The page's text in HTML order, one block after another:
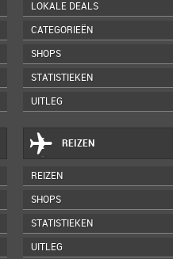
LOKALE DEALS
CATEGORIEËN
SHOPS
STATISTIEKEN
UITLEG
REIZEN
REIZEN
SHOPS
STATISTIEKEN
UITLEG